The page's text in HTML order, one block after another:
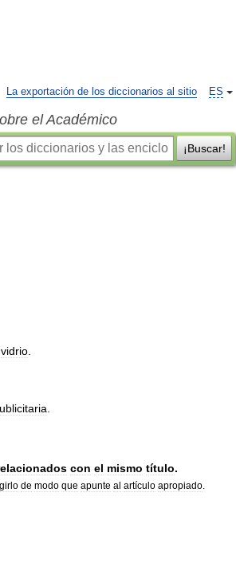
ES
La exportación de los diccionarios al sitio
el Académico
¡Buscar!
vidrio
con el mismo título.
de modo que apunte al artículo apropiado.